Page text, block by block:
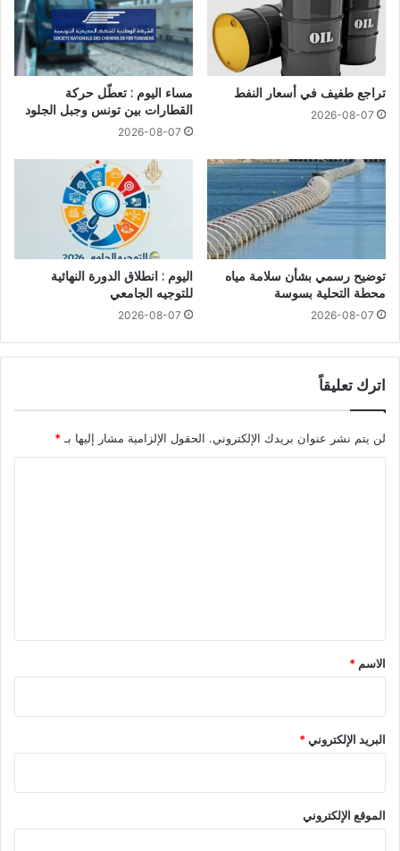
تراجع طفيف في أسعار النفط
2026-08-07
مساء اليوم : تعطّل حركة
القطارات بين تونس وجبل الجلود
2026-08-07
توضيح رسمي بشأن سلامة مياه
محطة التحلية بسوسة
2026-08-07
اليوم : انطلاق الدورة النهائية
للتوجيه الجامعي
2026-08-07
اترك تعليقاً
لن يتم نشر عنوان بريدك الإلكتروني. الحقول الإلزامية مشار إليها بـ*
*
الاسم *
البريد الإلكتروني*
الموقع الإلكتروني